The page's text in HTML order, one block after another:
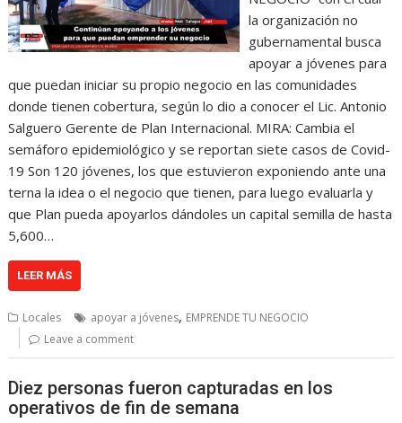
la organización no
gubernamental busca
apoyar a jóvenes para
que puedan iniciar su propio negocio en las comunidades
donde tienen cobertura, según lo dio a conocer el Lic. Antonio
Salguero Gerente de Plan Internacional. MIRA: Cambia el
semáforo epidemiológico y se reportan siete casos de Covid-
19 Son 120 jóvenes, los que estuvieron exponiendo ante una
terna la idea o el negocio que tienen, para luego evaluarla y
que Plan pueda apoyarlos dándoles un capital semilla de hasta
5,600…
LEER MÁS
Locales apoyar a jóvenes, EMPRENDE TU NEGOCIO
Leave a comment
Diez personas fueron capturadas en los
operativos de fin de semana